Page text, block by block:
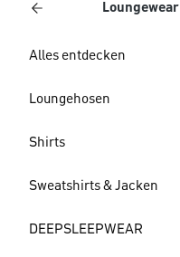
Loungewear
Alles entdecken
Loungehosen
Shirts
Sweatshirts & Jacken
DEEPSLEEPWEAR